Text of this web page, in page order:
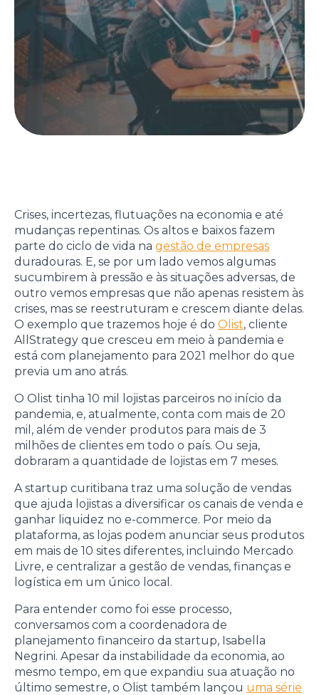
Crises, incertezas, flutuações na economia e até
mudanças repentinas. Os altos e baixos fazem
parte do ciclo de vida na gestão de empresas
duradouras. E, se por um lado vemos algumas
sucumbirem à pressão e às situações adversas, de
outro vemos empresas que não apenas resistem às
crises, mas se reestruturam e crescem diante delas.
O exemplo que trazemos hoje é do Olist, cliente
AllStrategy que cresceu em meio à pandemia e
está com planejamento para 2021 melhor do que
previa um ano atrás.
O Olist tinha 10 mil lojistas parceiros no início da
pandemia, e, atualmente, conta com mais de 20
mil, além de vender produtos para mais de 3
milhões de clientes em todo o país. Ou seja,
dobraram a quantidade de lojistas em 7 meses.
A startup curitibana traz uma solução de vendas
que ajuda lojistas a diversificar os canais de venda e
ganhar liquidez no e-commerce. Por meio da
plataforma, as lojas podem anunciar seus produtos
em mais de 10 sites diferentes, incluindo Mercado
Livre, e centralizar a gestão de vendas, finanças e
logística em um único local.
Para entender como foi esse processo,
conversamos com a coordenadora de
planejamento financeiro da startup, Isabella
Negrini. Apesar da instabilidade da economia, ao
mesmo tempo, em que expandiu sua atuação no
último semestre, o Olist também lançou uma série